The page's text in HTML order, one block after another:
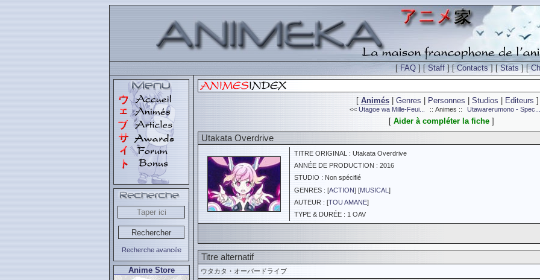
[FAQ ] [Staff ] [Contacts] [Stats] [
Recherche avancée
Anime Store
[ Animés| Genres Personnes Studios Editeurs ]
<< Utagoe wa Mille-Feui... :: Animes :: Utawarerumono - Spec...
[ Aider à compléter la fiche]
Utakata Overdrive
TITRE ORIGINAL : Utakata Overdrive
ANNÉE DE PRODUCTION : 2016
STUDIO : Non spécifié
GENRES : [ACTION] [MUSICAL ]
AUTEUR : [TOU AMANE]
TYPE & DURÉE : 1 OAV
Titre alternatif
ウタカタ・オーバードライブ